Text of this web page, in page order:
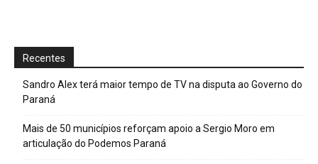
Recentes
Sandro Alex terá maior tempo de TV na disputa ao Governo do
Paraná
Mais de 50 municípios reforçam apoio a Sergio Moro em
articulação do Podemos Paraná